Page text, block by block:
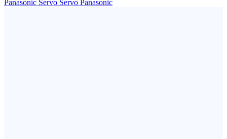
Panasonic Servo Servo Panasonic